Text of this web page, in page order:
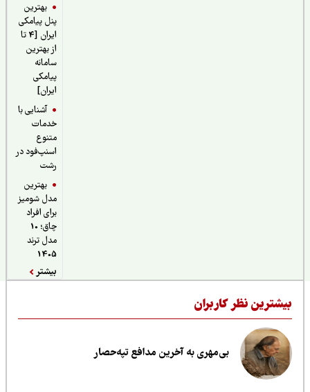
بهترین
پنل پیامکی
ایران [4 تا
از بهترین
سامانه
پیامکی
آشنایی با
خدمات
اسنپ‌فود در
بهترین
مدل شومیز
برای افراد
چاق؛ 10
مدل ترند
نظر کاربران
بی‌مهری به آخرین مدافع تپه‌حصار